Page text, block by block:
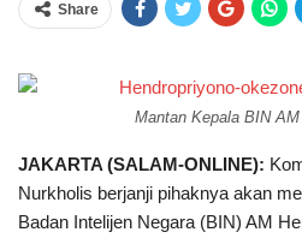
Share
Mantan Kepala BIN
JAKARTA (SALAM-ONLINE):
Nurkholis berjanji pihaknya akan
Badan Intelijen Negara (BIN) AM